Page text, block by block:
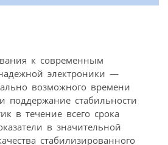
к современным
электроники —
возможного времени
поддержание стабильности
в течение всего срока
в значительной
стабилизированного